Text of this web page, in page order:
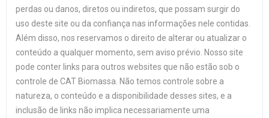
perdas ou danos, diretos ou indiretos, que possam surgir do
uso deste site ou da confiança nas informações nele contidas.
Além disso, nos reservamos o direito de alterar ou atualizar o
conteúdo a qualquer momento, sem aviso prévio. Nosso site
pode conter links para outros websites que não estão sob o
controle de CAT Biomassa. Não temos controle sobre a
natureza, o conteúdo e a disponibilidade desses sites, e a
inclusão de links não implica necessariamente uma